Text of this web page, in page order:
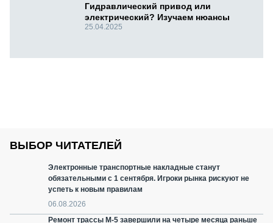
Гидравлический привод или
электрический? Изучаем нюансы
25.04.2025
ВЫБОР ЧИТАТЕЛЕЙ
Электронные транспортные накладные станут
обязательными с 1 сентября. Игроки рынка рискуют не
успеть к новым правилам
06.08.2026
Ремонт трассы М-5 завершили на четыре месяца раньше